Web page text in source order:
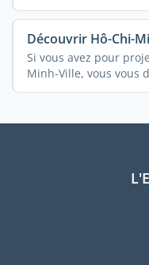
Découvrir Hô-Chi-
Si vous avez pour
Minh-Ville, vous vous